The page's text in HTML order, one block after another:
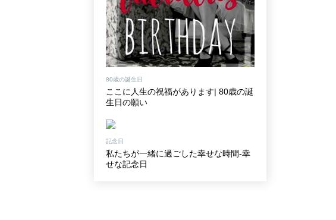
80歳の誕生日
ここに人生の祝福があります| 80歳の誕
生日の願い
記念日
私たちが一緒に過ごした幸せな時間-幸
せな記念日